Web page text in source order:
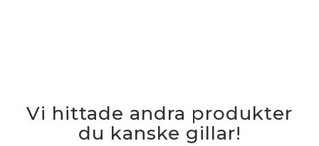
Vi hittade andra produkter
du kanske gillar!